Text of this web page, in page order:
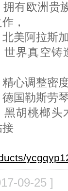
拥有欧洲贵
，
美阿拉斯
世界真空铸
心调整密
国勒斯劳
黑胡桃榔头
09-25 ]